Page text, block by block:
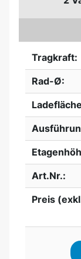
Tragkraft:
Rad-Ø:
Art.Nr.:
Preis